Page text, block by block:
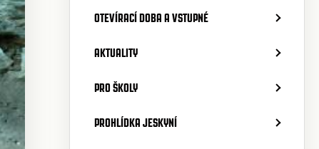
OTEVÍRACÍ DOBA A VSTUPNÉ
AKTUALITY
PRO ŠKOLY
PROHLÍDKA JESKYNÍ